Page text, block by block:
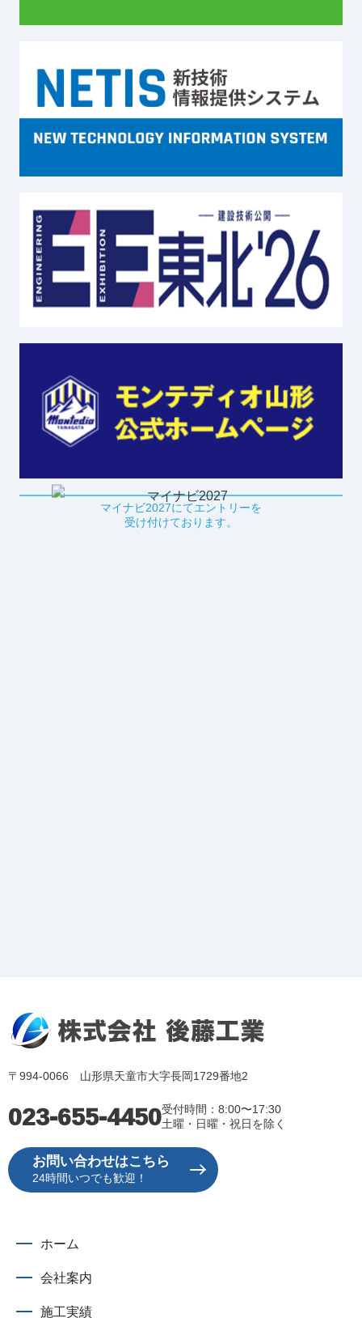
マイナビ2027にてエントリーを
受け付けております。
〒994-0066 山形県天童市大字長岡1729番地2
023-655-4450受付時間：8:00〜17:30
土曜・日曜・祝日を除く
お問い合わせはこちら
24時間いつでも歓迎！
ホーム
会社案内
施工実績